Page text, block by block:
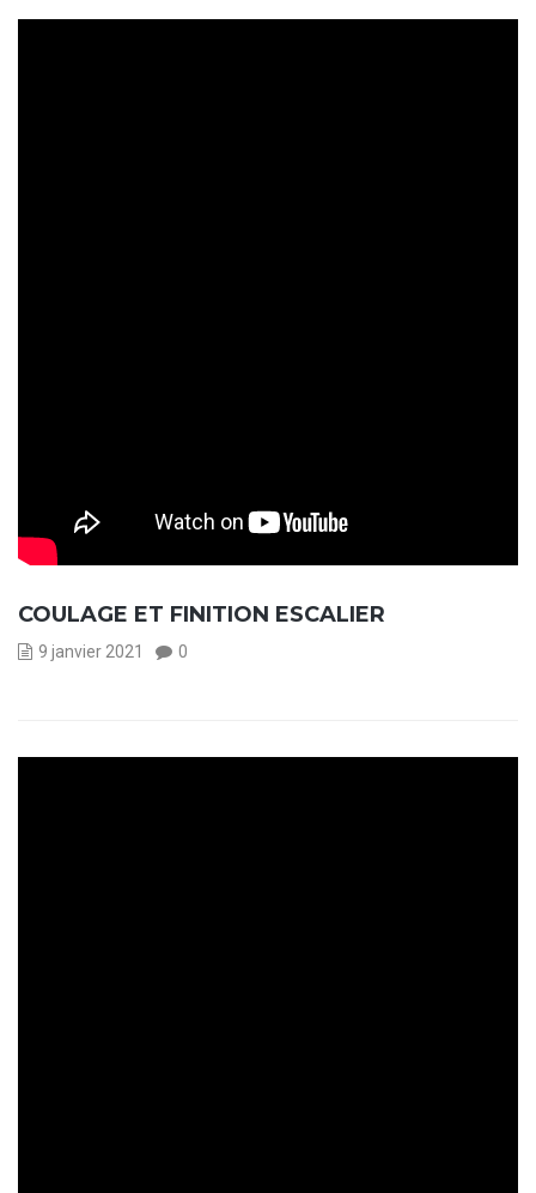
COULAGE ET FINITION ESCALIER
9 janvier 2021 0